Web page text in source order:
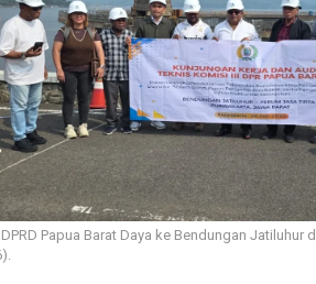
Papua Barat Daya ke Bendungan Jatiluhur